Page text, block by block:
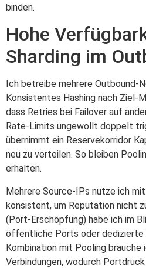
binden.
Hohe
Sharding im
Ich betreibe mehrere Outbound-
Konsistentes Hashing nach Ziel-
dass Retries bei Failover auf
Rate-Limits ungewollt doppelt
übernimmt ein Reservekorridor
neu zu verteilen. So bleiben
erhalten.
Mehrere Source-IPs nutze ich
konsistent, um Reputation nicht
(Port-Erschöpfung) habe ich im
öffentliche Ports oder dedizierte
Kombination mit Pooling
Verbindungen, wodurch